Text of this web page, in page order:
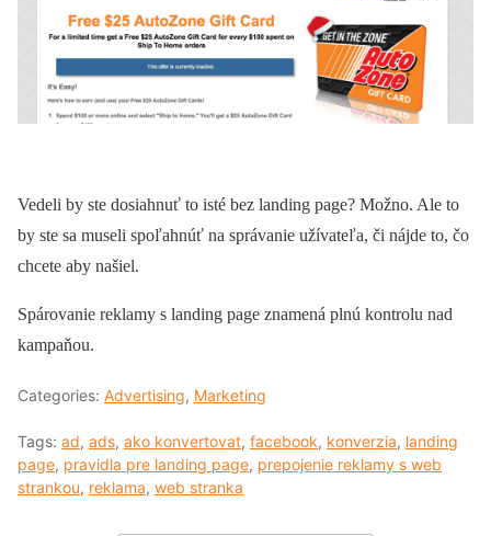
Vedeli by ste dosiahnuť to isté bez landing page? Možno. Ale to
by ste sa museli spoľahnúť na správanie užívateľa, či nájde to, čo
chcete aby našiel.
Spárovanie reklamy s landing page znamená plnú kontrolu nad
kampaňou.
Categories: Advertising, Marketing
Tags: ad, ads, ako konvertovat, facebook, konverzia, landing
page, pravidla pre landing page, prepojenie reklamy s web
strankou, reklama, web stranka